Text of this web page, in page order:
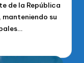
de la República
su